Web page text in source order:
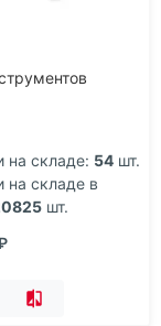
на складе: 54 шт.
на складе в
шт.